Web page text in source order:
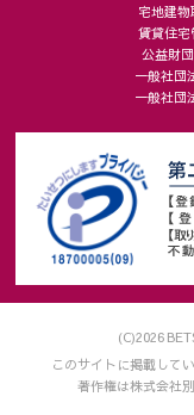
宅地建
賃貸住
公益財
一般社団
一般社団
(C)2026
このサイトに掲載して
著作権は株式会社